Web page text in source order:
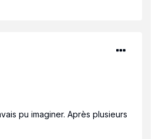
pu imaginer. Après plusieurs